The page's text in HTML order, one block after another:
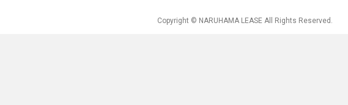
Copyright © NARUHAMA LEASE All Rights Reserved.